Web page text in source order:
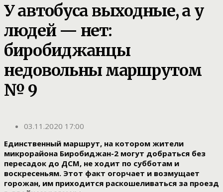
У автобуса выходные, а у
людей — нет:
биробиджанцы
недовольны маршрутом
№ 9
03.11.2020 17:00
Единственный маршрут, на котором жители
микрорайона Биробиджан-2 могут добраться без
пересадок до ДСМ, не ходит по субботам и
воскресеньям. Этот факт огорчает и возмущает
горожан, им приходится раскошеливаться за проезд